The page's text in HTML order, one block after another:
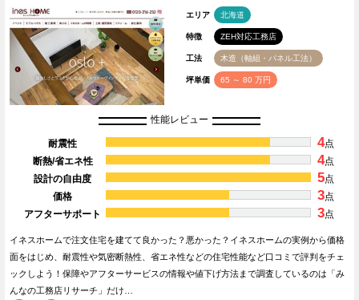
エリア 北海道
特徴 ZEH対応工務店
工法 木造（軸組・パネル工法）
坪単価 65 ～ 80 万円
性能レビュー
耐震性 4点
断熱/省エネ性
4点
設計の自由度
5点
価格
3点
アフターサポート
3点
イネスホームで注文住宅を建てて良かった？悪かった？イネスホームの実例から価格
面をはじめ、耐震性や気密断熱性、省エネ性などの住宅性能など口コミで評判をチェ
ックしよう！保障やアフターサービスの情報や値下げ方法まで調査しているのは「み
んなの工務店リサーチ」だけ…